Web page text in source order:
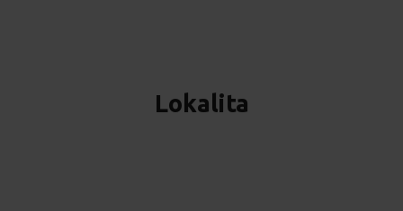
Lokalita